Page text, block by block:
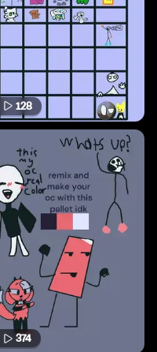
128
374